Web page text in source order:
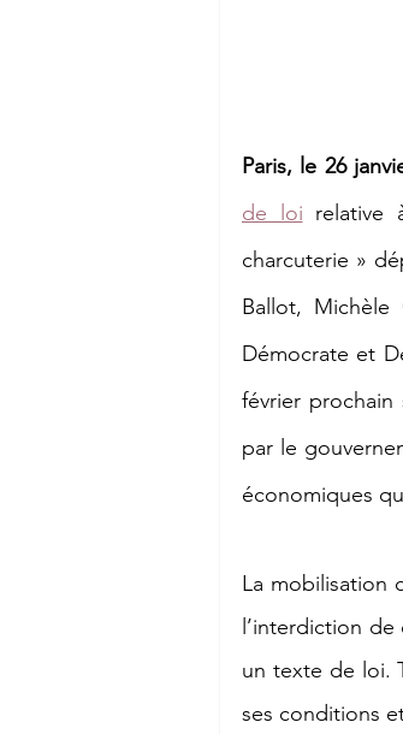
Paris, le 26
de loi relative
charcuterie »
Ballot,
Démocrate et
février
par le
économiques
La mobilisation
l’interdiction
un texte de loi.
ses conditions